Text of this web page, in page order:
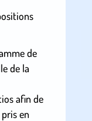
de
de la
afin de
en